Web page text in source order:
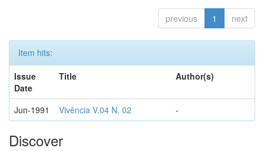
previous 1 next
Item hits:
Issue
Date
Title Author(s)
Jun-1991 Vivência V.04 N. 02 -
Discover